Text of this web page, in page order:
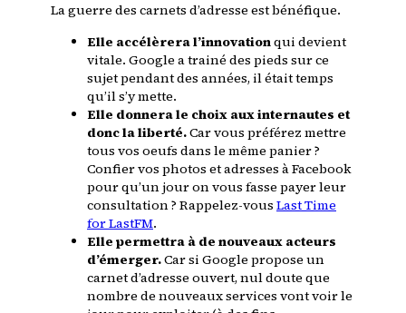
La guerre des carnets d’adresse est bénéfique.
Elle accélèrera l’innovationqui devient
vitale. Google a trainé des pieds sur ce
sujet pendant des années, il était temps
qu’il s’y mette.
Elle donnera le choix aux internautes et
donc la liberté.Car vous préférez mettre
tous vos oeufs dans le même panier ?
Confier vos photos et adresses à Facebook
pour qu’un jour on vous fasse payer leur
consultation ? Rappelez-vous Last Time
for LastFM.
Elle permettra à de nouveaux acteurs
d’émerger.Car si Google propose un
carnet d’adresse ouvert, nul doute que
nombre de nouveaux services vont voir le